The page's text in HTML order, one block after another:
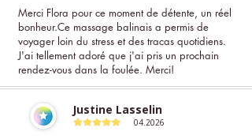
Merci Flora pour ce moment de détente, un réel
bonheur.Ce massage balinais a permis de
voyager loin du stress et des tracas quotidiens.
J'ai tellement adoré que j'ai pris un prochain
rendez-vous dans la foulée. Merci!
Justine Lasselin
04.2026